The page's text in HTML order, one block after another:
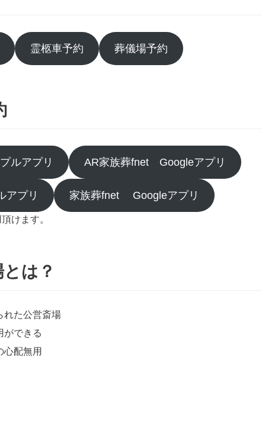
霊柩車予約 葬儀場予約
ルアプリ AR家族葬fnet Googleアプリ
アプリ 家族葬fnet Googleアプリ
けます。
は？
れた公営斎場
ができる
心配無用